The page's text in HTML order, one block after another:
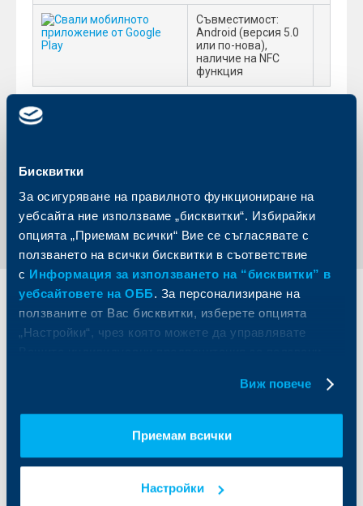
Бисквитки
За осигуряване на правилното функциониране на
уебсайта ние използваме „бисквитки“. Избирайки
опцията „Приемам всички“ Вие се съгласявате с
ползването на всички бисквитки в съответствие
с Информация за използването на “бисквитки” в
уебсайтовете на ОББ. За персонализиране на
ползваните от Вас бисквитки, изберете опцията
„Настройки“, чрез която можете да управлявате
Виж повече
Приемам всички
Настройки
Съвместимост:
Android (версия 5.0
или по-нова),
наличие на NFC
функция
Обратно към всички промени
Индивидуални
клиенти
Спестявания и инвестиции
Актуализация на клиентски данни
Бизнес
клиенти
Управление на парични средства
ПОС терминали
Пазари, инвестиционно банкиране
Факторинг
Кредити за собственици на фирми